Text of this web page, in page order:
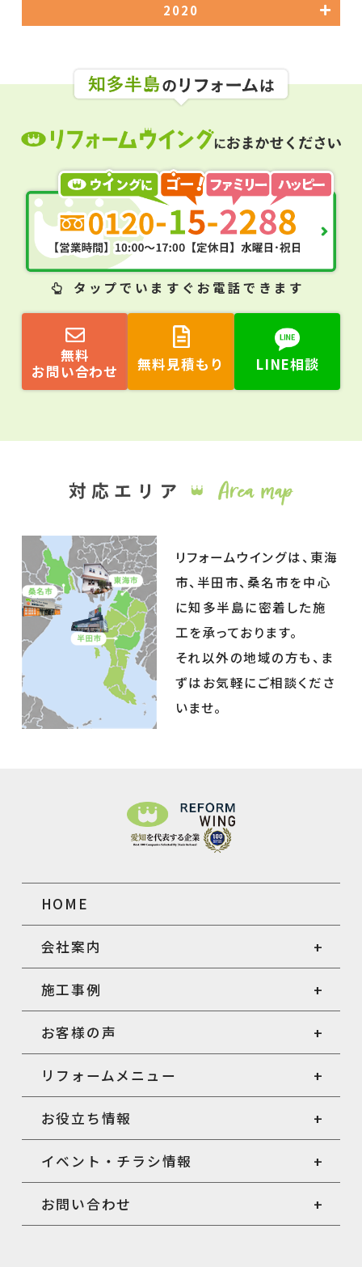
2020
タップでいますぐお電話できます
無料
お問い合わせ
無料見積もり LINE相談
リフォームウイングは、東海
市、半田市、桑名市を中心
に知多半島に密着した施
工を承っております。
それ以外の地域の方も、ま
ずはお気軽にご相談くださ
いませ。
HOME
会社案内
施工事例
お客様の声
リフォームメニュー
お役立ち情報
イベント・チラシ情報
お問い合わせ